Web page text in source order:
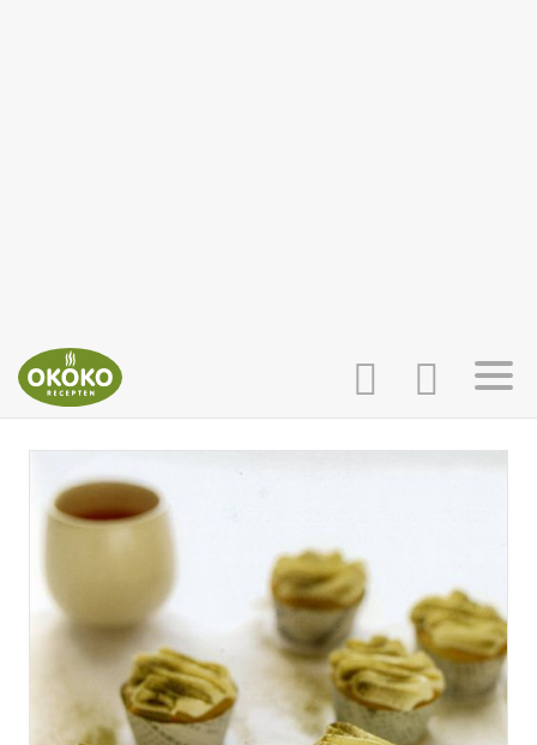
AANMELDEN
HOME
RECEPTEN
WEEKMENU'S
KOOKBOEKEN